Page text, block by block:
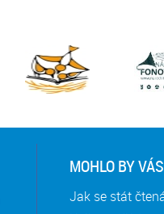
MOHLO BY
Jak se stát